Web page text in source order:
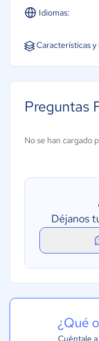
Idiomas:
Inglés
Características
Preguntas
No se han cargado
Déjanos
¿Qué
Cuéntale